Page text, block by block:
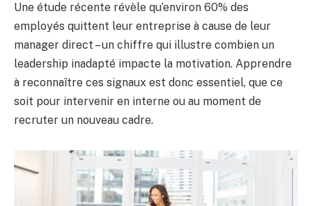
Une étude récente révèle qu’environ 60% des
employés quittent leur entreprise à cause de leur
manager direct – un chiffre qui illustre combien un
leadership inadapté impacte la motivation. Apprendre
à reconnaître ces signaux est donc essentiel, que ce
soit pour intervenir en interne ou au moment de
recruter un nouveau cadre.